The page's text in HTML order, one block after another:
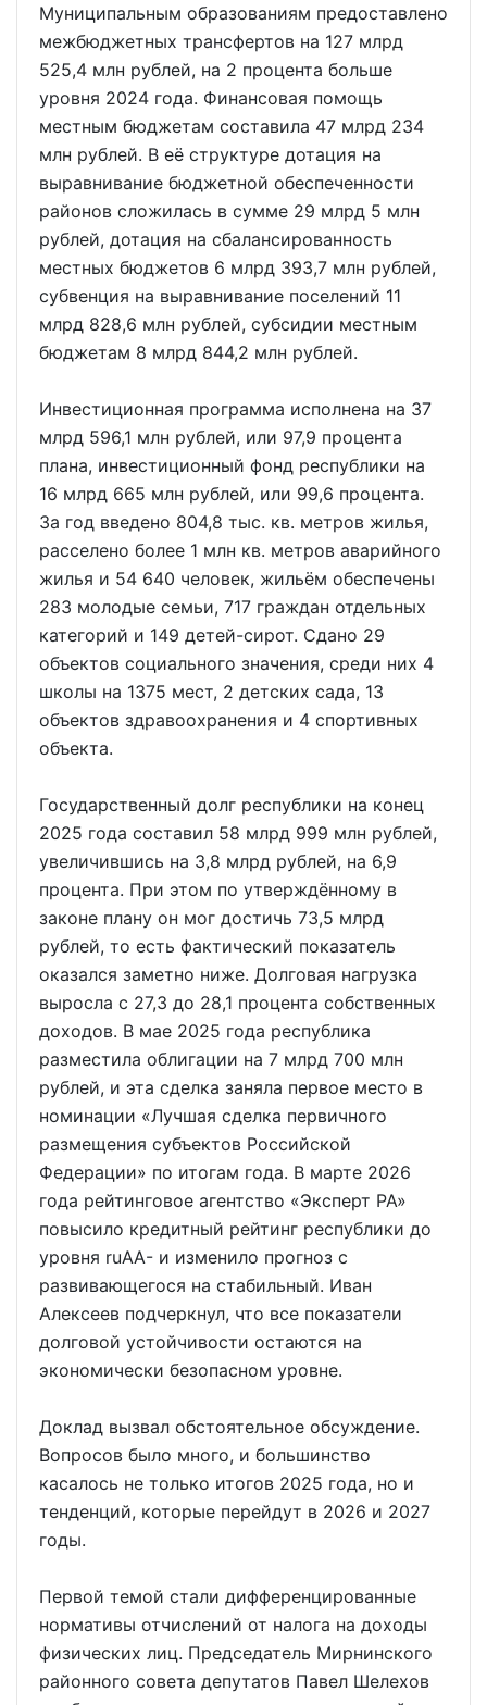
Муниципальным образованиям предоставлено
межбюджетных трансфертов на 127 млрд
525,4 млн рублей, на 2 процента больше
уровня 2024 года. Финансовая помощь
местным бюджетам составила 47 млрд 234
млн рублей. В её структуре дотация на
выравнивание бюджетной обеспеченности
районов сложилась в сумме 29 млрд 5 млн
рублей, дотация на сбалансированность
местных бюджетов 6 млрд 393,7 млн рублей,
субвенция на выравнивание поселений 11
млрд 828,6 млн рублей, субсидии местным
бюджетам 8 млрд 844,2 млн рублей.
Инвестиционная программа исполнена на 37
млрд 596,1 млн рублей, или 97,9 процента
плана, инвестиционный фонд республики на
16 млрд 665 млн рублей, или 99,6 процента.
За год введено 804,8 тыс. кв. метров жилья,
расселено более 1 млн кв. метров аварийного
жилья и 54 640 человек, жильём обеспечены
283 молодые семьи, 717 граждан отдельных
категорий и 149 детей-сирот. Сдано 29
объектов социального значения, среди них 4
школы на 1375 мест, 2 детских сада, 13
объектов здравоохранения и 4 спортивных
объекта.
Государственный долг республики на конец
2025 года составил 58 млрд 999 млн рублей,
увеличившись на 3,8 млрд рублей, на 6,9
процента. При этом по утверждённому в
законе плану он мог достичь 73,5 млрд
рублей, то есть фактический показатель
оказался заметно ниже. Долговая нагрузка
выросла с 27,3 до 28,1 процента собственных
доходов. В мае 2025 года республика
разместила облигации на 7 млрд 700 млн
рублей, и эта сделка заняла первое место в
номинации «Лучшая сделка первичного
размещения субъектов Российской
Федерации» по итогам года. В марте 2026
года рейтинговое агентство «Эксперт РА»
повысило кредитный рейтинг республики до
уровня ruAA- и изменило прогноз с
развивающегося на стабильный. Иван
Алексеев подчеркнул, что все показатели
долговой устойчивости остаются на
экономически безопасном уровне.
Доклад вызвал обстоятельное обсуждение.
Вопросов было много, и большинство
касалось не только итогов 2025 года, но и
тенденций, которые перейдут в 2026 и 2027
годы.
Первой темой стали дифференцированные
нормативы отчислений от налога на доходы
физических лиц. Председатель Мирнинского
районного совета депутатов Павел Шелехов